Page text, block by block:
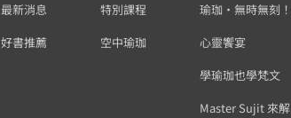
最新消息
好書推薦
特別課程
空中瑜珈
瑜珈・無時無刻！
心靈饗宴
學瑜珈也學梵文
Master Sujit 來解